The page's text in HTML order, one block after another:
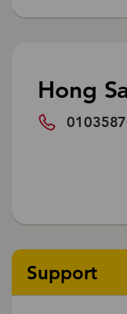
Hong
Support